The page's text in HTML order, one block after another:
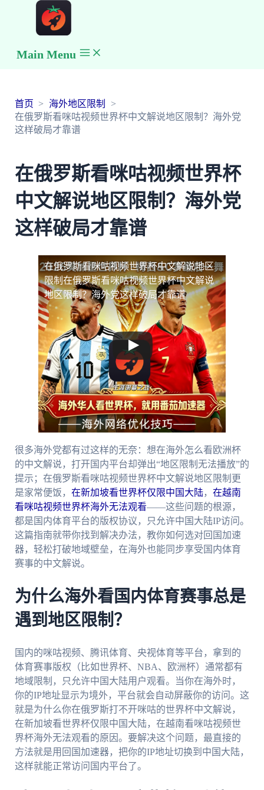
Main Menu
首页
海外地区限制
在俄罗斯看咪咕视频世界杯中文解说地区限制？海外党
这样破局才靠谱
在俄罗斯看咪咕视频世界杯
中文解说地区限制？海外党
这样破局才靠谱
在俄罗斯看咪咕视频世界杯中文解说地区
限制在俄罗斯看咪咕视频世界杯中文解说
地区限制？海外党这样破局才靠谱
很多海外党都有过这样的无奈：想在海外怎么看欧洲杯
的中文解说，打开国内平台却弹出“地区限制无法播放”的
提示；在俄罗斯看咪咕视频世界杯中文解说地区限制更
是家常便饭， 在新加坡看世界杯仅限中国大陆， 在越南
看咪咕视频世界杯海外无法观看——这些问题的根源，
都是国内体育平台的版权协议，只允许中国大陆IP访问。
这篇指南就带你找到解决办法，教你如何选对回国加速
器，轻松打破地域壁垒，在海外也能同步享受国内体育
赛事的中文解说。
为什么海外看国内体育赛事总是
遇到地区限制？
国内的咪咕视频、腾讯体育、央视体育等平台，拿到的
体育赛事版权（比如世界杯、NBA、欧洲杯）通常都有
地域限制，只允许中国大陆用户观看。当你在海外时，
你的IP地址显示为境外，平台就会自动屏蔽你的访问。这
就是为什么你在俄罗斯打不开咪咕的世界杯中文解说，
在新加坡看世界杯仅限中国大陆，在越南看咪咕视频世
界杯海外无法观看的原因。要解决这个问题，最直接的
方法就是用回国加速器，把你的IP地址切换到中国大陆，
这样就能正常访问国内平台了。